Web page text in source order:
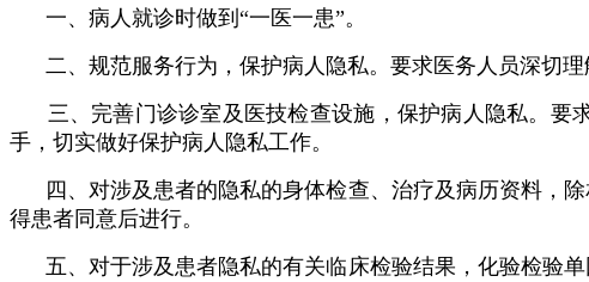
一、病人就诊时做到“一医一患”。
二、规范服务行为，保护病人隐私。要求医务人员深切理
三、完善门诊诊室及医技检查设施，保护病人隐私。要
手，切实做好保护病人隐私工作。
四、对涉及患者的隐私的身体检查、治疗及病历资料，除
得患者同意后进行。
五、对于涉及患者隐私的有关临床检验结果，化验检验单